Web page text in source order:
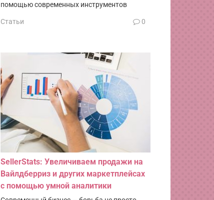
помощью современных инструментов
Статьи 0
SellerStats: Увеличиваем продажи на
Вайлдберриз и других маркетплейсах
с помощью умной аналитики